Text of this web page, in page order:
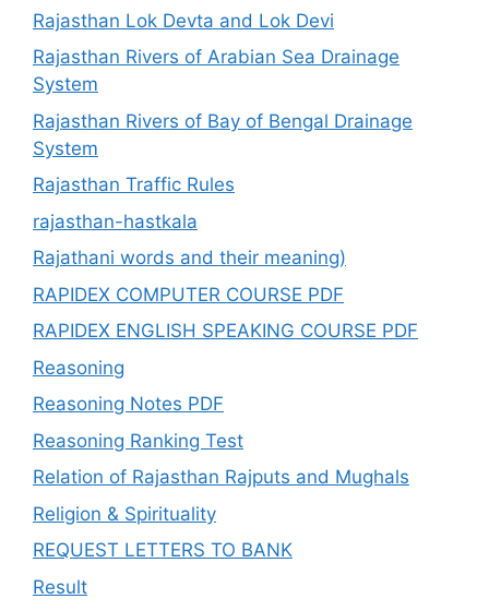
Rajasthan Lok Devta and Lok Devi
Rajasthan Rivers of Arabian Sea Drainage
System
Rajasthan Rivers of Bay of Bengal Drainage
System
Rajasthan Traffic Rules
rajasthan-hastkala
Rajathani words and their meaning)
RAPIDEX COMPUTER COURSE PDF
RAPIDEX ENGLISH SPEAKING COURSE PDF
Reasoning
Reasoning Notes PDF
Reasoning Ranking Test
Relation of Rajasthan Rajputs and Mughals
Religion & Spirituality
REQUEST LETTERS TO BANK
Result